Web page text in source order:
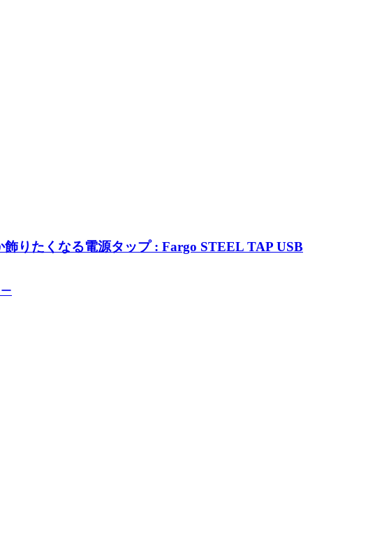
りたくなる電源タップ : Fargo STEEL TAP USB